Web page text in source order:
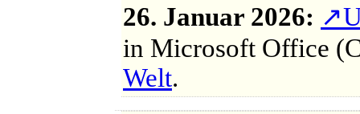
26. Januar 2026: ↗
in Microsoft Office
Welt.